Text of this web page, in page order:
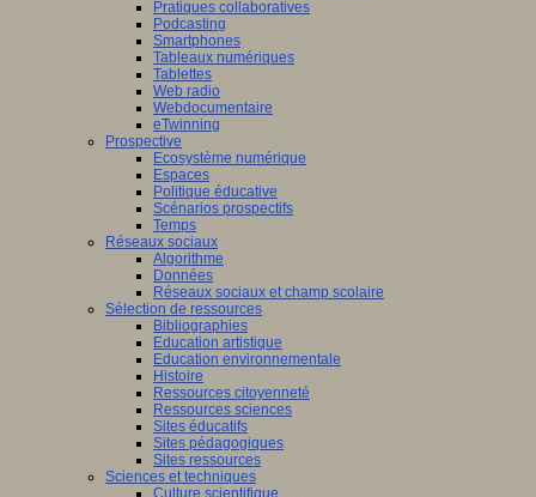
Pratiques collaboratives
Podcasting
Smartphones
Tableaux numériques
Tablettes
Web radio
Webdocumentaire
eTwinning
Prospective
Ecosystème numérique
Espaces
Politique éducative
Scénarios prospectifs
Temps
Réseaux sociaux
Algorithme
Données
Réseaux sociaux et champ scolaire
Sélection de ressources
Bibliographies
Education artistique
Education environnementale
Histoire
Ressources citoyenneté
Ressources sciences
Sites éducatifs
Sites pédagogiques
Sites ressources
Sciences et techniques
Culture scientifique